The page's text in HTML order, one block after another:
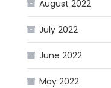
August 2022
July 2022
June 2022
May 2022